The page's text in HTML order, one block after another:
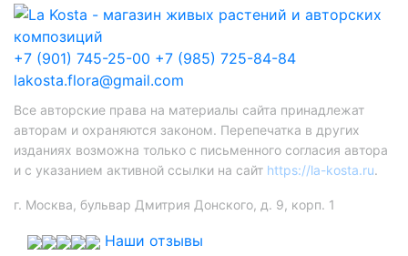
+7 (901) 745-25-00 +7 (985) 725-84-84
lakosta.flora@gmail.com
Все авторские права на материалы сайта принадлежат
авторам и охраняются законом. Перепечатка в других
изданиях возможна только с письменного согласия автора
и с указанием активной ссылки на сайт https://la-kosta.ru.
г. Москва, бульвар Дмитрия Донского, д. 9, корп. 1
Наши отзывы